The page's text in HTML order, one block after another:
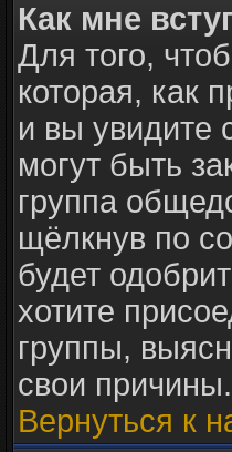
Как мне
Для того,
которая, как
и вы увидите
могут быть
группа
щёлкнув по
будет
хотите
группы,
свои причины.
Вернуться к